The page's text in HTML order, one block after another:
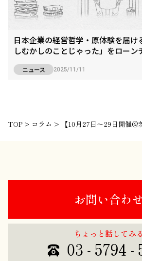
日本企業の経営哲学・原体験を届け
しむかしのことじゃった」をローン
ニュース 2025/11/11
TOP > コラム >
お問い合わ
ちょっと話してみる
03 - 5794 -